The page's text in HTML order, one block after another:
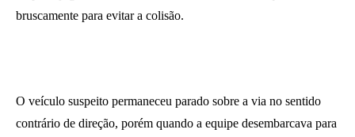
bruscamente para evitar a colisão.
O veículo suspeito permaneceu parado sobre a via no sentido
contrário de direção, porém quando a equipe desembarcava para